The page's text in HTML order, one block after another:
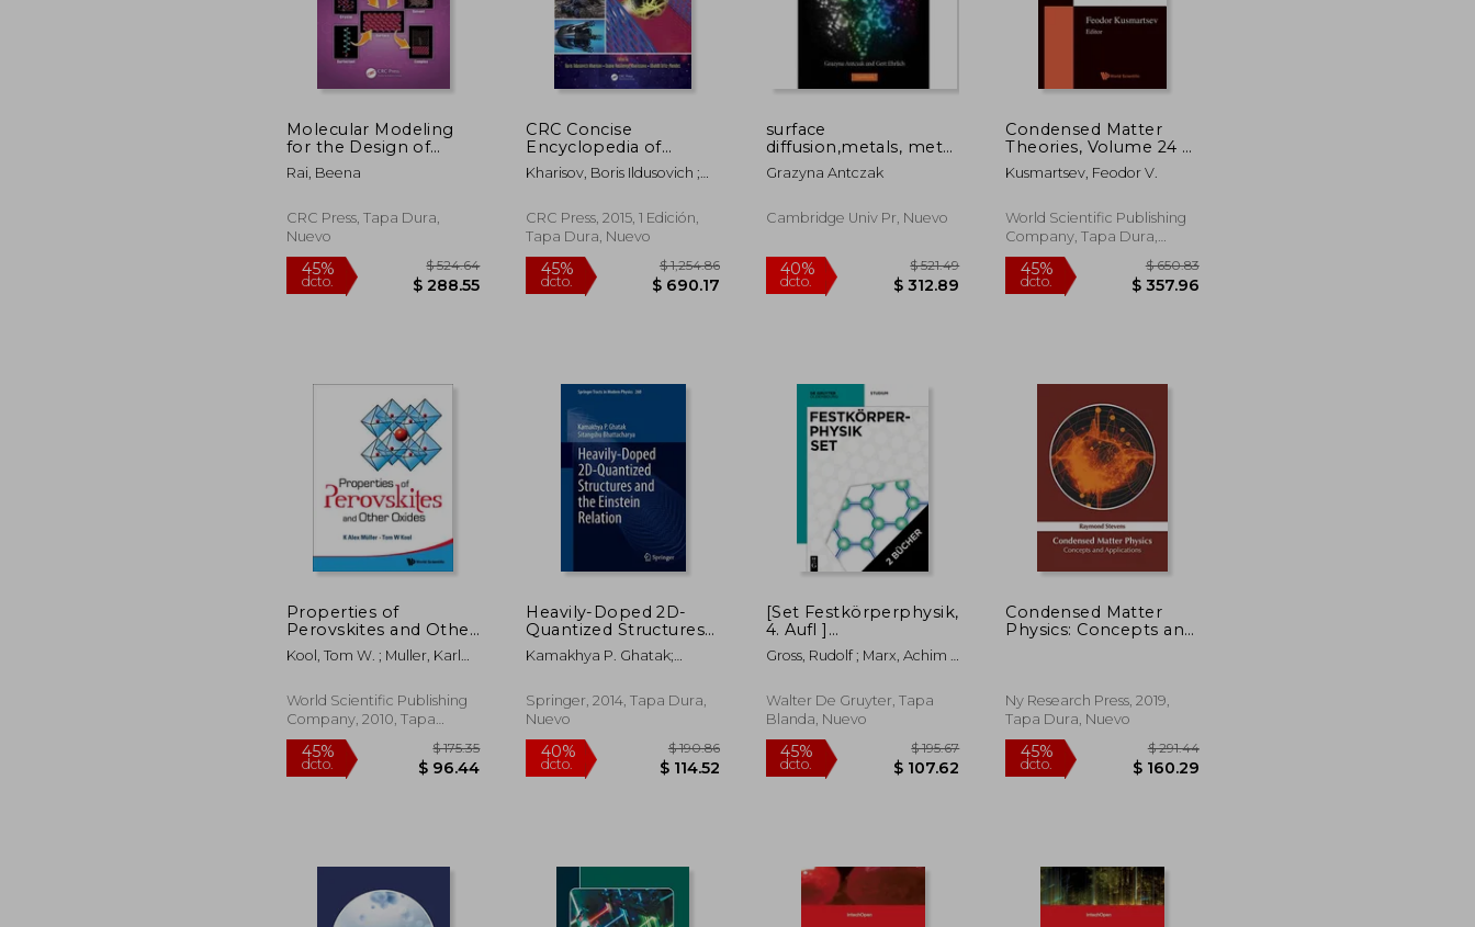
45% 45% $ 752.12 40% $ 314.64 45%
Molecular Modeling
for the Design of
Novel Performance
Chemicals and
Rai, Beena
CRC Press, Tapa Dura,
Nuevo
45%
dcto.
$ 524.64
$ 288.55
CRC Concise
Encyclopedia of
Nanotechnology (en
Inglés)
Kharisov, Boris Ildusovich ;
Vasilievna ; Ortiz-Mendez,
Ubaldo
CRC Press, 2015, 1 Edición,
Tapa Dura, Nuevo
45%
dcto.
$ 1,254.86
$ 690.17
surface
diffusion,metals, metal
atoms, and clusters
Grazyna Antczak
Cambridge Univ Pr, Nuevo
dcto.
$ 521.49
Condensed Matter
Theories, Volume 24 -
Proceedings of the
32nd International
CDROM] (en Inglés)
Kusmartsev, Feodor V.
World Scientific Publishing
Company, Tapa Dura,
Nuevo
45%
Properties of
Perovskites and Other
Oxides (en Inglés)
Kool, Tom W. ; Muller, Karl
World Scientific Publishing
Company, 2010, Tapa
Blanda, Nuevo
Heavily-Doped 2D-
Quantized Structures
and the Einstein
Relation (Springer
Physics) (en Inglés)
Kamakhya P. Ghatak;
Springer, 2014, Tapa Dura,
Nuevo
[Set Festkörperphysik,
4. Aufl ]
Festkörperphysik
Aufgaben, 3. Aufl.] (en
Gross, Rudolf ; Marx, Achim ;
Walter De Gruyter, Tapa
Blanda, Nuevo
Condensed Matter
Physics: Concepts and
Ny Research Press, 2019,
Tapa Dura, Nuevo